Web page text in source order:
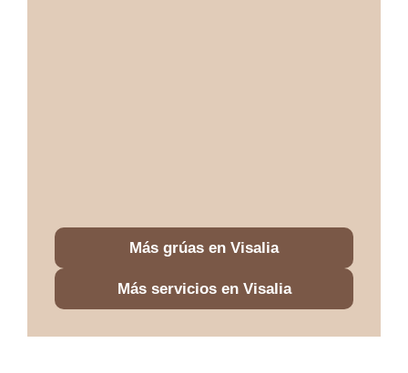
Más grúas en Visalia
Más servicios en Visalia